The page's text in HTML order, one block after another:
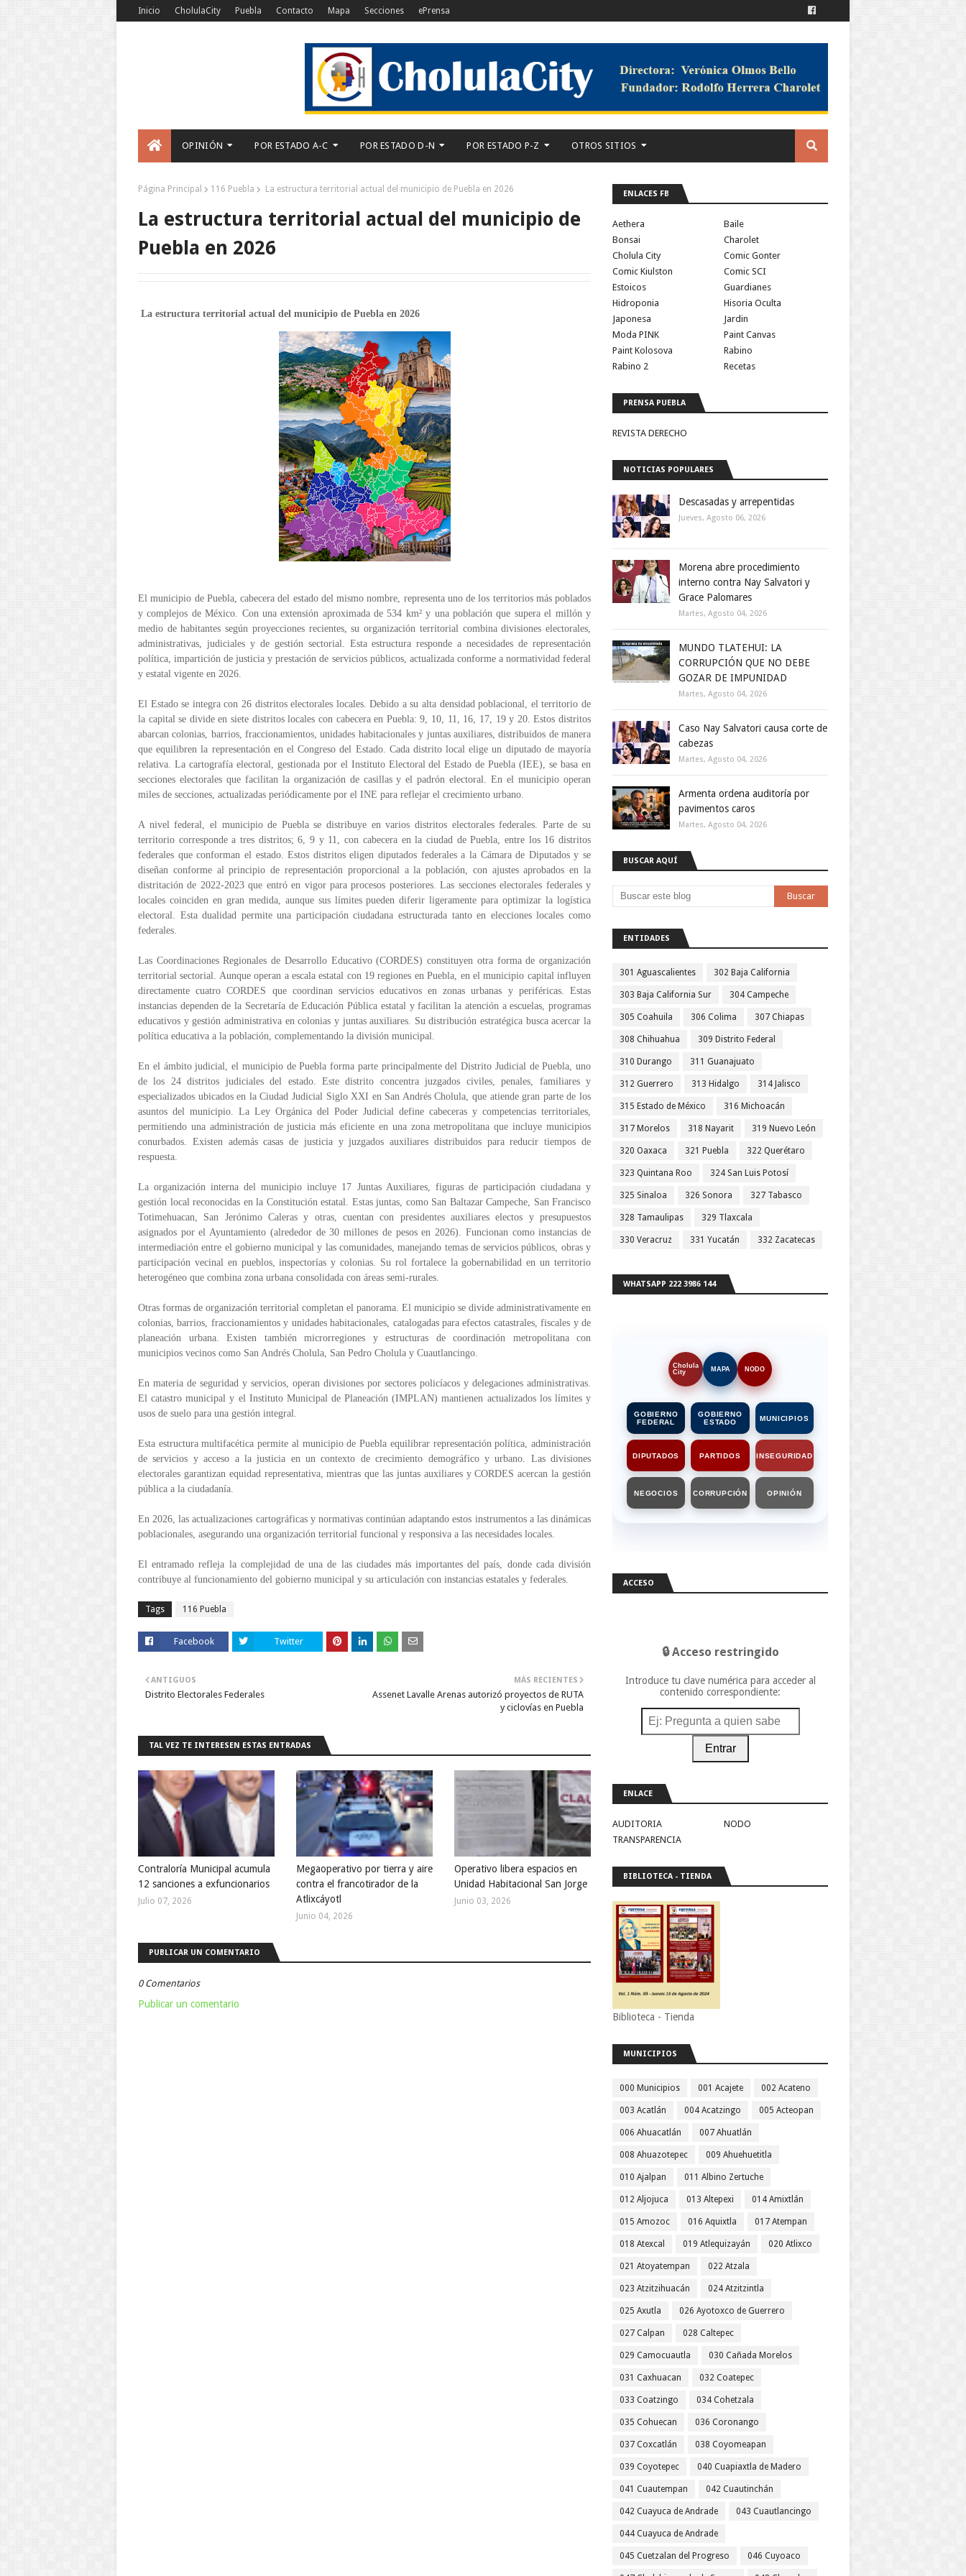
Inicio CholulaCity Puebla Contacto Mapa Secciones ePrensa
OPINIÓN POR ESTADO A-C POR ESTADO D-N POR ESTADO P-Z OTROS SITIOS
Página Principal 116 Puebla La estructura territorial actual del municipio de Puebla en 2026
La estructura territorial actual del municipio de
Puebla en 2026
La estructura territorial actual del municipio de Puebla en 2026
El municipio de Puebla, cabecera del estado del mismo nombre, representa uno de los territorios más poblados
y complejos de México. Con una extensión aproximada de 534 km² y una población que supera el millón y
medio de habitantes según proyecciones recientes, su organización territorial combina divisiones electorales,
administrativas, judiciales y de gestión sectorial. Esta estructura responde a necesidades de representación
política, impartición de justicia y prestación de servicios públicos, actualizada conforme a normatividad federal
y estatal vigente en 2026.
El Estado se integra con 26 distritos electorales locales. Debido a su alta densidad poblacional, el territorio de
la capital se divide en siete distritos locales con cabecera en Puebla: 9, 10, 11, 16, 17, 19 y 20. Estos distritos
abarcan colonias, barrios, fraccionamientos, unidades habitacionales y juntas auxiliares, distribuidos de manera
que equilibren la representación en el Congreso del Estado. Cada distrito local elige un diputado de mayoría
relativa. La cartografía electoral, gestionada por el Instituto Electoral del Estado de Puebla (IEE), se basa en
secciones electorales que facilitan la organización de casillas y el padrón electoral. En el municipio operan
miles de secciones, actualizadas periódicamente por el INE para reflejar el crecimiento urbano.
A nivel federal, el municipio de Puebla se distribuye en varios distritos electorales federales. Parte de su
territorio corresponde a tres distritos; 6, 9 y 11, con cabecera en la ciudad de Puebla, entre los 16 distritos
federales que conforman el estado. Estos distritos eligen diputados federales a la Cámara de Diputados y se
diseñan conforme al principio de representación proporcional a la población, con ajustes aprobados en la
distritación de 2022-2023 que entró en vigor para procesos posteriores. Las secciones electorales federales y
locales coinciden en gran medida, aunque sus límites pueden diferir ligeramente para optimizar la logística
electoral. Esta dualidad permite una participación ciudadana estructurada tanto en elecciones locales como
federales.
Las Coordinaciones Regionales de Desarrollo Educativo (CORDES) constituyen otra forma de organización
territorial sectorial. Aunque operan a escala estatal con 19 regiones en Puebla, en el municipio capital influyen
directamente cuatro CORDES que coordinan servicios educativos en zonas urbanas y periféricas. Estas
instancias dependen de la Secretaría de Educación Pública estatal y facilitan la atención a escuelas, programas
educativos y gestión administrativa en colonias y juntas auxiliares. Su distribución estratégica busca acercar la
política educativa a la población, complementando la división municipal.
En el ámbito judicial, el municipio de Puebla forma parte principalmente del Distrito Judicial de Puebla, uno
de los 24 distritos judiciales del estado. Este distrito concentra juzgados civiles, penales, familiares y
especializados ubicados en la Ciudad Judicial Siglo XXI en San Andrés Cholula, que atiende gran parte de los
asuntos del municipio. La Ley Orgánica del Poder Judicial define cabeceras y competencias territoriales,
permitiendo una administración de justicia más eficiente en una zona metropolitana que incluye municipios
conurbados. Existen además casas de justicia y juzgados auxiliares distribuidos para reducir tiempos de
respuesta.
La organización interna del municipio incluye 17 Juntas Auxiliares, figuras de participación ciudadana y
gestión local reconocidas en la Constitución estatal. Estas juntas, como San Baltazar Campeche, San Francisco
Totimehuacan, San Jerónimo Caleras y otras, cuentan con presidentes auxiliares electos y presupuestos
asignados por el Ayuntamiento (alrededor de 30 millones de pesos en 2026). Funcionan como instancias de
intermediación entre el gobierno municipal y las comunidades, manejando temas de servicios públicos, obras y
participación vecinal en pueblos, inspectorías y colonias. Su rol fortalece la gobernabilidad en un territorio
heterogéneo que combina zona urbana consolidada con áreas semi-rurales.
Otras formas de organización territorial completan el panorama. El municipio se divide administrativamente en
colonias, barrios, fraccionamientos y unidades habitacionales, catalogadas para efectos catastrales, fiscales y de
planeación urbana. Existen también microrregiones y estructuras de coordinación metropolitana con
municipios vecinos como San Andrés Cholula, San Pedro Cholula y Cuautlancingo.
En materia de seguridad y servicios, operan divisiones por sectores policíacos y delegaciones administrativas.
El catastro municipal y el Instituto Municipal de Planeación (IMPLAN) mantienen actualizados los límites y
usos de suelo para una gestión integral.
Esta estructura multifacética permite al municipio de Puebla equilibrar representación política, administración
de servicios y acceso a la justicia en un contexto de crecimiento demográfico y urbano. Las divisiones
electorales garantizan equidad representativa, mientras que las juntas auxiliares y CORDES acercan la gestión
pública a la ciudadanía.
En 2026, las actualizaciones cartográficas y normativas continúan adaptando estos instrumentos a las dinámicas
poblacionales, asegurando una organización territorial funcional y responsiva a las necesidades locales.
El entramado refleja la complejidad de una de las ciudades más importantes del país, donde cada división
contribuye al funcionamiento del gobierno municipal y su articulación con instancias estatales y federales.
Tags 116 Puebla
Facebook Twitter
MÁS RECIENTES
Assenet Lavalle Arenas autorizó proyectos de RUTA
y ciclovías en Puebla
ANTIGUOS
Distrito Electorales Federales
TAL VEZ TE INTERESEN ESTAS ENTRADAS
Contraloría Municipal acumula
12 sanciones a exfuncionarios
Julio 07, 2026
Megaoperativo por tierra y aire
contra el francotirador de la
Atlixcáyotl
Junio 04, 2026
Operativo libera espacios en
Unidad Habitacional San Jorge
Junio 03, 2026
PUBLICAR UN COMENTARIO
0 Comentarios
Publicar un comentario
ENLACES FB
Aethera
Baile
Bonsai
Charolet
Cholula City
Comic Gonter
Comic Kiulston
Comic SCI
Estoicos
Guardianes
Hidroponia
Hisoria Oculta
Japonesa
Jardin
Moda PINK
Paint Canvas
Paint Kolosova
Rabino
Rabino 2
Recetas
PRENSA PUEBLA
REVISTA DERECHO
NOTICIAS POPULARES
Descasadas y arrepentidas
Jueves, Agosto 06, 2026
Morena abre procedimiento
interno contra Nay Salvatori y
Grace Palomares
Martes, Agosto 04, 2026
MUNDO TLATEHUI: LA
CORRUPCIÓN QUE NO DEBE
GOZAR DE IMPUNIDAD
Martes, Agosto 04, 2026
Caso Nay Salvatori causa corte de
cabezas
Martes, Agosto 04, 2026
Armenta ordena auditoría por
pavimentos caros
Martes, Agosto 04, 2026
BUSCAR AQUÍ
ENTIDADES
301 Aguascalientes 302 Baja California
303 Baja California Sur 304 Campeche
305 Coahuila 306 Colima 307 Chiapas
308 Chihuahua 309 Distrito Federal
310 Durango 311 Guanajuato
312 Guerrero 313 Hidalgo 314 Jalisco
315 Estado de México 316 Michoacán
317 Morelos 318 Nayarit 319 Nuevo León
320 Oaxaca 321 Puebla 322 Querétaro
323 Quintana Roo 324 San Luis Potosí
325 Sinaloa 326 Sonora 327 Tabasco
328 Tamaulipas 329 Tlaxcala
330 Veracruz 331 Yucatán 332 Zacatecas
WHATSAPP 222 3986 144
Cholula
City
MAPA NODO
GOBIERNO
FEDERAL
GOBIERNO
ESTADO
MUNICIPIOS
DIPUTADOS PARTIDOS INSEGURIDAD
NEGOCIOS CORRUPCIÓN OPINIÓN
ACCESO
🔒 Acceso restringido
Introduce tu clave numérica para acceder al
contenido correspondiente:
Entrar
ENLACE
AUDITORIA
NODO
TRANSPARENCIA
BIBLIOTECA - TIENDA
Biblioteca - Tienda
MUNICIPIOS
000 Municipios 001 Acajete 002 Acateno
003 Acatlán 004 Acatzingo 005 Acteopan
006 Ahuacatlán 007 Ahuatlán
008 Ahuazotepec 009 Ahuehuetitla
010 Ajalpan 011 Albino Zertuche
012 Aljojuca 013 Altepexi 014 Amixtlán
015 Amozoc 016 Aquixtla 017 Atempan
018 Atexcal 019 Atlequizayán 020 Atlixco
021 Atoyatempan 022 Atzala
023 Atzitzihuacán 024 Atzitzintla
025 Axutla 026 Ayotoxco de Guerrero
027 Calpan 028 Caltepec
029 Camocuautla 030 Cañada Morelos
031 Caxhuacan 032 Coatepec
033 Coatzingo 034 Cohetzala
035 Cohuecan 036 Coronango
037 Coxcatlán 038 Coyomeapan
039 Coyotepec 040 Cuapiaxtla de Madero
041 Cuautempan 042 Cuautinchán
042 Cuayuca de Andrade 043 Cuautlancingo
044 Cuayuca de Andrade
045 Cuetzalan del Progreso 046 Cuyoaco